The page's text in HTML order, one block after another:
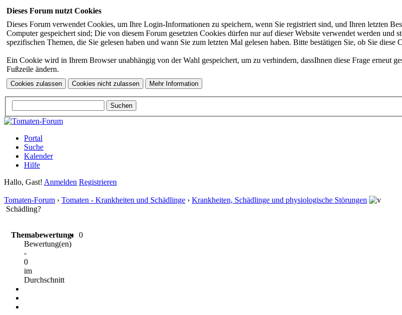
Dieses Forum nutzt Cookies
Dieses Forum verwendet Cookies, um Ihre Login-Informationen zu speichern, wenn Sie registriert sind, und Ihren letzten
Computer gespeichert sind; Die von diesem Forum gesetzten Cookies dürfen nur auf dieser Website verwendet werden und
spezifischen Themen, die Sie gelesen haben und wann Sie zum letzten Mal gelesen haben. Bitte bestätigen Sie, ob Sie diese
Ein Cookie wird in Ihrem Browser unabhängig von der Wahl gespeichert, um zu verhindern, dassIhnen diese Frage erneut
Fußzeile ändern.
Portal
Suche
Kalender
Hilfe
Hallo, Gast! Anmelden Registrieren
Tomaten-Forum › Tomaten - Krankheiten und Schädlinge › Krankheiten, Schädlinge und physiologische Störungen
Schädling?
Themabewertung:
0
Bewertung(en)
-
0
im
Durchschnitt